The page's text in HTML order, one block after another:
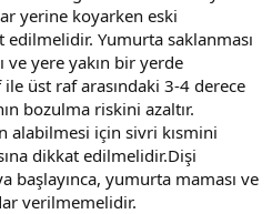
yerine koyarken eski
Yumurta saklanması
ve yere yakın bir yerde
üst raf arasındaki 3-4 derece
bozulma riskini azaltır.
alabilmesi için sivri kısmini
dikkat edilmelidir.Dişi
başlayınca, yumurta maması ve
verilmemelidir.